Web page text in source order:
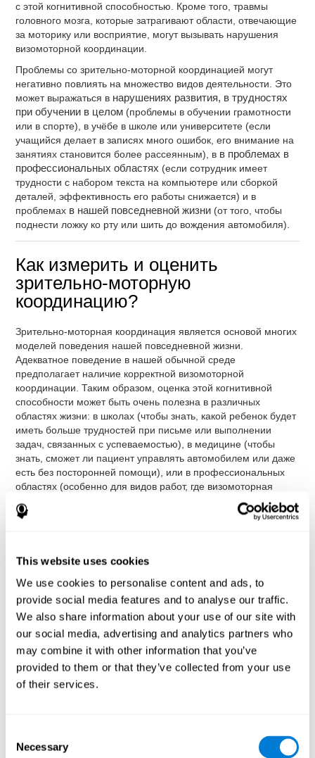
This website uses cookies
We use cookies to personalise content and ads, to
provide social media features and to analyse our traffic.
We also share information about your use of our site with
our social media, advertising and analytics partners who
may combine it with other information that you’ve
provided to them or that they’ve collected from your use
of their services.
Selection
Necessary
с этой когнитивной способностью. Кроме того, травмы
головного мозга, которые затрагивают области, отвечающие
за моторику или восприятие, могут вызывать нарушения
визомоторной координации.
Проблемы со зрительно-моторной координацией могут
негативно повлиять на множество видов деятельности. Это
может выражаться в нарушениях развития, в трудностях
при обучении в целом (проблемы в обучении грамотности
или в спорте), в учёбе в школе или университете (если
учащийся делает в записях много ошибок, его внимание на
занятиях становится более рассеянным), в в проблемах в
профессиональных областях (если сотрудник имеет
трудности с набором текста на компьютере или сборкой
деталей, эффективность его работы снижается) и в
проблемах в нашей повседневной жизни (от того, чтобы
поднести ложку ко рту или шить до вождения автомобиля).
Как измерить и оценить
зрительно-моторную
координацию?
Зрительно-моторная координация является основой многих
моделей поведения нашей повседневной жизни.
Адекватное поведение в нашей обычной среде
предполагает наличие корректной визомоторной
координации. Таким образом, оценка этой когнитивной
способности может быть очень полезна в различных
областях жизни: в школах (чтобы знать, какой ребенок будет
иметь больше трудностей при письме или выполнении
задач, связанных с успеваемостью), в медицине (чтобы
знать, сможет ли пациент управлять автомобилем или даже
есть без посторонней помощи), или в профессиональных
областях (особенно для видов работ, где визомоторная
координация наиболее важна, хотя даже для эффективной
работы в офисе хорошая координация в системе "глаз-рука"
оценки этой когнитивной способности
классических тестах: Висконсинском Тесте Сортировки
Карточек (WCST), Тесте Вариабельности Внимания (TOVA),
Задаче Визуальной Организации Хупера (VOT) и тесте
Струпа. Благодаря деятельности, направленной на
координацию движений, которые связывают руки и
зрительное сопровождение с объектом, выполняется
надежная оценка нервно-мышечных способностей
пользователя. Необходимо синхронизировать действие
мышц, которые вызывают движение руки, чтобы задать
и мониторинг.